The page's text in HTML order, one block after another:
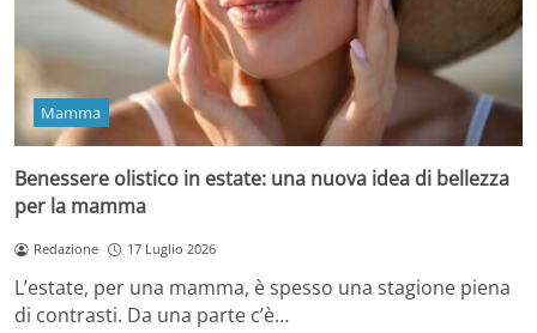
Mamma
Benessere olistico in estate: una nuova idea di bellezza
per la mamma
Redazione 17 Luglio 2026
L’estate, per una mamma, è spesso una stagione piena
di contrasti. Da una parte c’è…